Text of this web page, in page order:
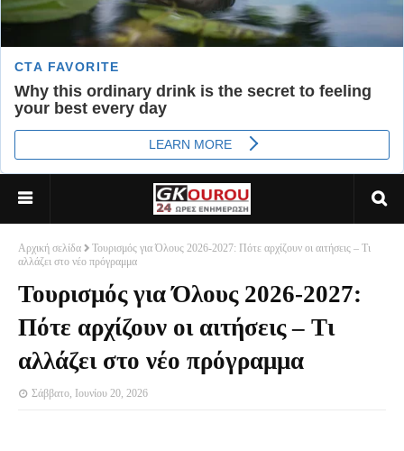
Αρχική σελίδα
Τουρισμός για Όλους 2026-2027: Πότε αρχίζουν οι αιτήσεις – Τι
αλλάζει στο νέο πρόγραμμα
Τουρισμός για Όλους 2026-2027:
Πότε αρχίζουν οι αιτήσεις – Τι
αλλάζει στο νέο πρόγραμμα
Σάββατο, Ιουνίου 20, 2026